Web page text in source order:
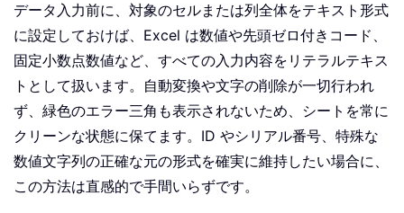
データ入力前に、対象のセルまたは列全体をテキスト形式
に設定しておけば、Excel は数値や先頭ゼロ付きコード、
固定小数点数値など、すべての入力内容をリテラルテキス
トとして扱います。自動変換や文字の削除が一切行われ
ず、緑色のエラー三角も表示されないため、シートを常に
クリーンな状態に保てます。ID やシリアル番号、特殊な
数値文字列の正確な元の形式を確実に維持したい場合に、
この方法は直感的で手間いらずです。